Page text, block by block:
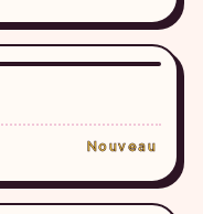
Nouveau